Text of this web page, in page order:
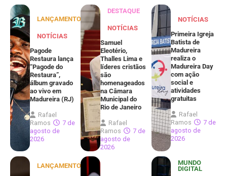
LANÇAMENTOS
NOTÍCIAS
Pagode
Restaura lança
“Pagode do
Restaura”,
álbum gravado
ao vivo em
Madureira (RJ)
Rafael
Ramos
7 de
agosto de
2026
DESTAQUE
NOTÍCIAS
Samuel
Eleotério,
Thalles Lima e
líderes cristãos
são
homenageados
na Câmara
Municipal do
Rio de Janeiro
Rafael
Ramos
7 de
agosto de
2026
NOTÍCIAS
Primeira Igreja
Batista de
Madureira
realiza o
Madureira Day
com ação
social e
atividades
gratuitas
Rafael
Ramos
7 de
agosto de
2026
LANÇAMENTOS
MUNDO
DIGITAL